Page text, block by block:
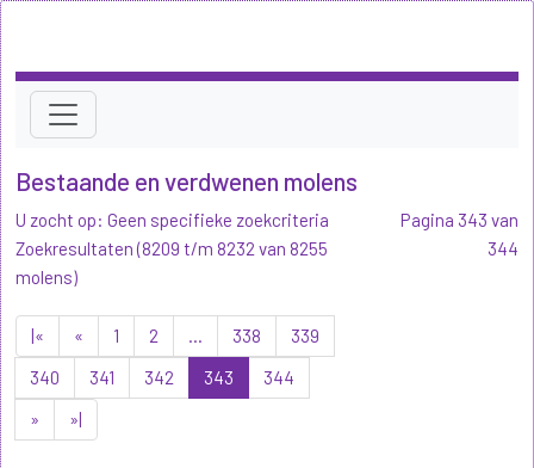
Bestaande en verdwenen molens
U zocht op: Geen specifieke zoekcriteria
Zoekresultaten (8209 t/m 8232 van 8255
molens)
|« « 1 2 ... 338
339
340
341 342 343
344
»
»|
Pagina 343 van
344